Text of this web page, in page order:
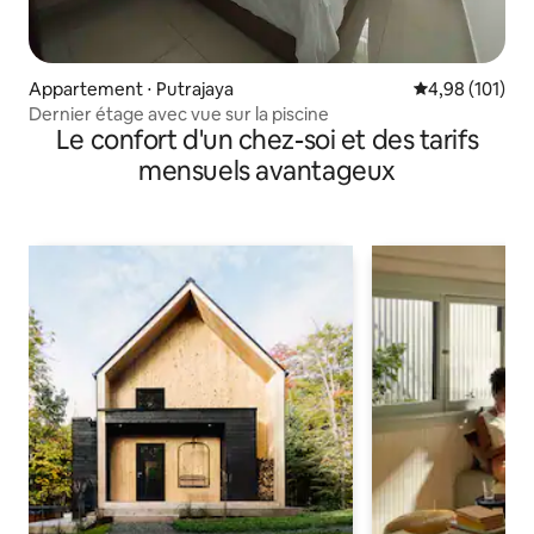
Appartement ⋅ Putrajaya Évaluation
4,98 (101)
Dernier étage avec vue sur la piscine
Le confort d'un chez-soi et des tarifs
mensuels avantageux